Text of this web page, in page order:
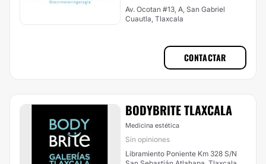
Av. Ocotan #13, A, San Gabriel
Cuautla, Tlaxcala
CONTACTAR
BODYBRITE TLAXCALA
Medicina estética
Sin opiniones
Libramiento Poniente Km 328 S/N